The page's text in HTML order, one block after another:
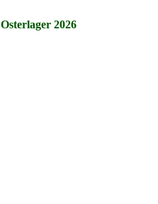
Osterlager 2026